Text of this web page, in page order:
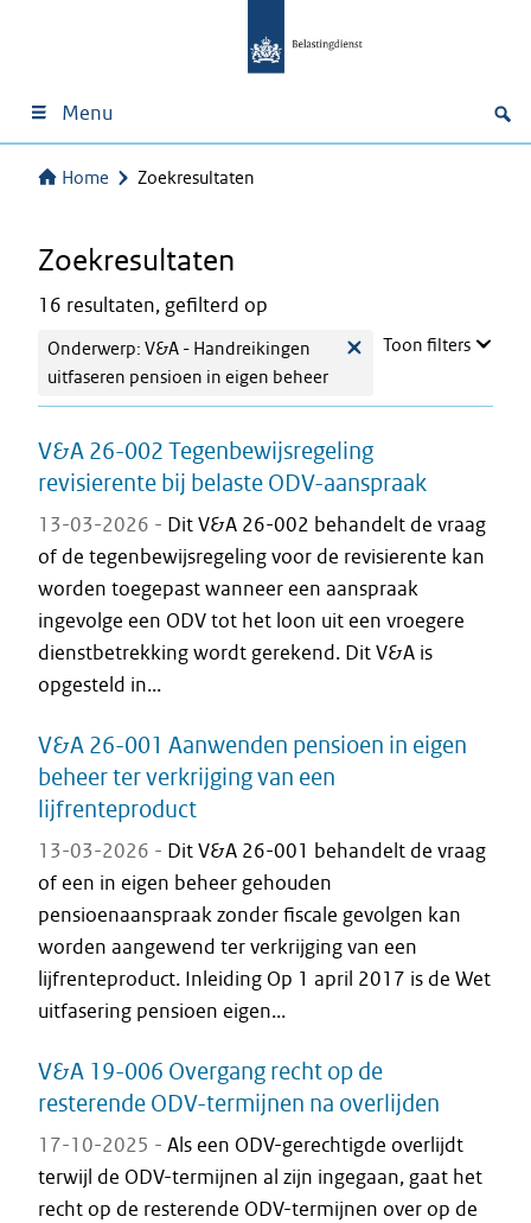
Menu
Home Zoekresultaten
Zoekresultaten
16 resultaten, gefilterd op
Onderwerp: V&A - Handreikingen
uitfaseren pensioen in eigen beheer
Toon filters
V&A 26-002 Tegenbewijsregeling
revisierente bij belaste ODV-aanspraak
13-03-2026 - Dit V&A 26-002 behandelt de vraag
of de tegenbewijsregeling voor de revisierente kan
worden toegepast wanneer een aanspraak
ingevolge een ODV tot het loon uit een vroegere
dienstbetrekking wordt gerekend. Dit V&A is
opgesteld in...
V&A 26-001 Aanwenden pensioen in eigen
beheer ter verkrijging van een
lijfrenteproduct
13-03-2026 - Dit V&A 26-001 behandelt de vraag
of een in eigen beheer gehouden
pensioenaanspraak zonder fiscale gevolgen kan
worden aangewend ter verkrijging van een
lijfrenteproduct. Inleiding Op 1 april 2017 is de Wet
uitfasering pensioen eigen...
V&A 19-006 Overgang recht op de
resterende ODV-termijnen na overlijden
17-10-2025 - Als een ODV-gerechtigde overlijdt
terwijl de ODV-termijnen al zijn ingegaan, gaat het
recht op de resterende ODV-termijnen over op de